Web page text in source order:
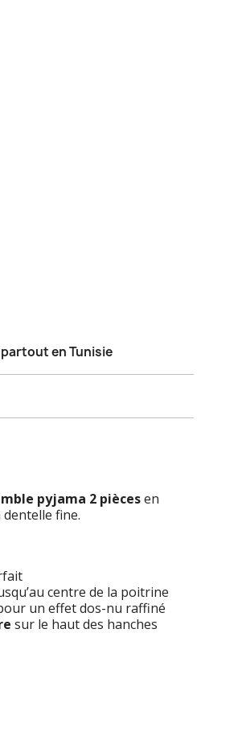
en Tunisie
pyjama 2 piècesen
fine.
centre de la poitrine
un effet dos-nu raffiné
sur le haut des hanches